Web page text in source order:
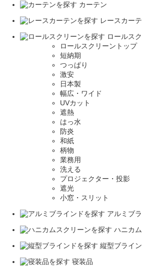
カーテン
レースカー
ロールス
ロールスクリーントップ
短納期
つっぱり
激安
日本製
幅広・ワイド
UVカット
遮熱
はっ水
防炎
和紙
柄物
業務用
洗える
プロジェクター・投影
遮光
小窓・スリット
アルミブ
ハニカ
縦型ブライ
寝装品